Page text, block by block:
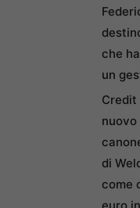
che
un
Credit
di
come